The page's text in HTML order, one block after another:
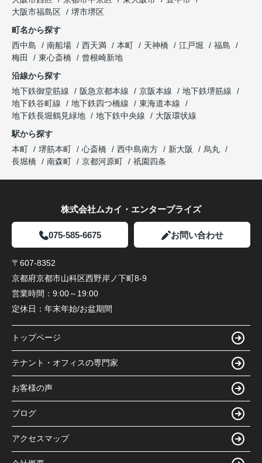
大阪市福島区
堺市堺区
町名から探す
西中島
南船場 西天満 本町 天神橋 江戸堀
福島
梅田
東心斎橋
曾根崎新地
沿線から探す
地下鉄御堂筋線
阪急京都本線 京阪本線
地下鉄堺筋線
地下鉄谷町線
地下鉄四つ橋線
東海道本線
地下鉄長堀鶴見緑地
地下鉄中央線
大阪環状線
駅から探す
本町
堺筋本町 心斎橋 西中島南方 新大阪
烏丸
長堀橋
南森町 京都河原町 祇園四条
株式会社ムカイ・エンタープライズ
075-585-6675 お問い合わせ
〒607-8352
京都府京都市山科区西野岸ノ下町8-9
営業時間： 9:00～19:00
定休日： 年末年始/お盆期間
トップページ
テナント・オフィスの専門家
お客様の声
ブログ
アクセスマップ